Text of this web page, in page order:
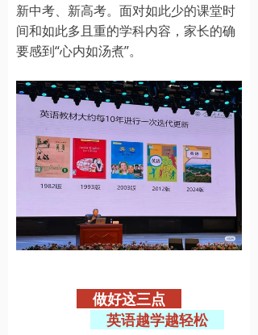
新中考、新高考。面对如此少的课堂时
间和如此多且重的学科内容，家长的确
要感到“心内如汤煮”。
做好这三点
英语越学越轻松